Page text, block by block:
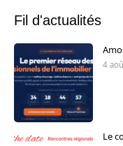
Fil d'actualités
4
Le